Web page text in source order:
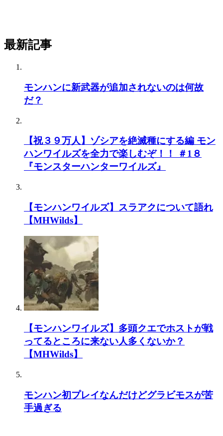
最新記事
モンハンに新武器が追加されないのは何故
だ？
【祝３９万人】ゾシアを絶滅種にする編 モン
ハンワイルズを全力で楽しむぞ！！ ＃1８
『モンスターハンターワイルズ』
【モンハンワイルズ】スラアクについて語れ
【MHWilds】
【モンハンワイルズ】多頭クエでホストが戦
ってるところに来ない人多くないか？
【MHWilds】
モンハン初プレイなんだけどグラビモスが苦
手過ぎる